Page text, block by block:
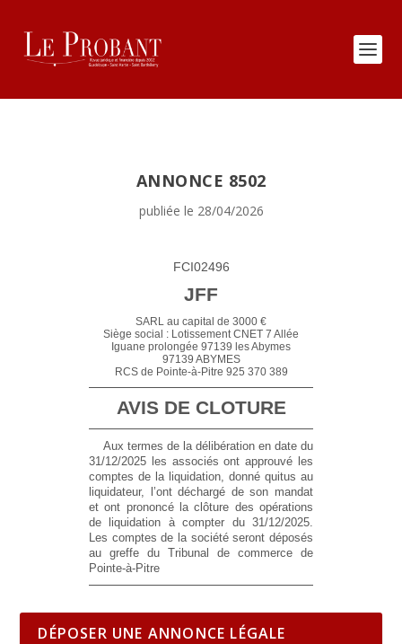
ANNONCE 8502
publiée le 28/04/2026
FCI02496
JFF
SARL au capital de 3000 €
Siège social : Lotissement CNET 7 Allée
Iguane prolongée 97139 les Abymes
97139 ABYMES
RCS de Pointe-à-Pitre 925 370 389
AVIS DE CLOTURE
Aux termes de la délibération en date du
31/12/2025 les associés ont approuvé les
comptes de la liquidation, donné quitus au
liquidateur, l’ont déchargé de son mandat
et ont prononcé la clôture des opérations
de liquidation à compter du 31/12/2025.
Les comptes de la société seront déposés
au greffe du Tribunal de commerce de
Pointe-à-Pitre
DÉPOSER UNE ANNONCE LÉGALE